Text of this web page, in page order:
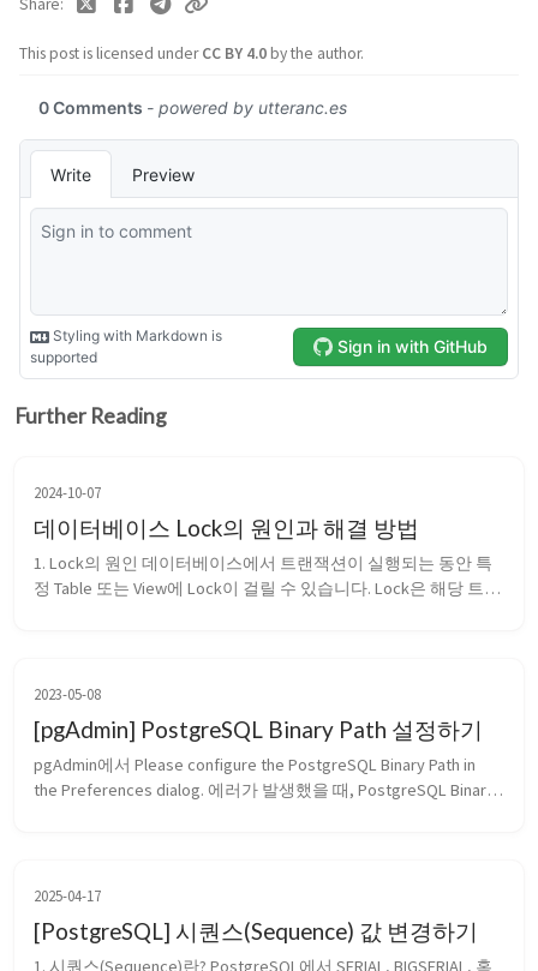
This post is licensed underCC BY 4.0by the author.
Further Reading
2024-10-07
데이터베이스 Lock의 원인과 해결 방법
1. Lock의 원인 데이터베이스에서 트랜잭션이 실행되는 동안 특
정 Table 또는 View에 Lock이 걸릴 수 있습니다. Lock은 해당 트랜
할 경우 다른 쿼리나...
2023-05-08
[pgAdmin] PostgreSQL Binary Path 설정하기
pgAdmin에서 Please configure the PostgreSQL Binary Path in
the Preferences dialog. 에러가 발생했을 때, PostgreSQL Binary
2025-04-17
[PostgreSQL] 시퀀스(Sequence) 값 변경하기
1. 시퀀스(Sequence)란? PostgreSQL에서 SERIAL, BIGSERIAL, 혹